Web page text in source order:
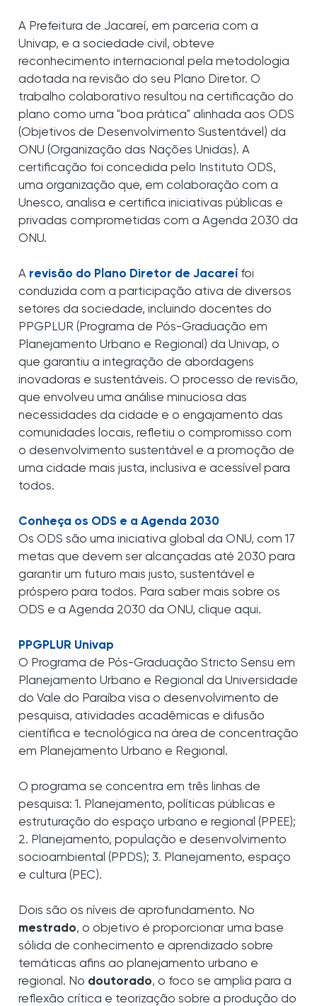
A Prefeitura de Jacareí, em parceria com a
Univap, e a sociedade civil, obteve
reconhecimento internacional pela metodologia
adotada na revisão do seu Plano Diretor. O
trabalho colaborativo resultou na certificação do
plano como uma "boa prática" alinhada aos ODS
(Objetivos de Desenvolvimento Sustentável) da
ONU (Organização das Nações Unidas). A
certificação foi concedida pelo Instituto ODS,
uma organização que, em colaboração com a
Unesco, analisa e certifica iniciativas públicas e
privadas comprometidas com a Agenda 2030 da
ONU.
A revisão do Plano Diretor de Jacareí foi
conduzida com a participação ativa de diversos
setores da sociedade, incluindo docentes do
PPGPLUR (Programa de Pós-Graduação em
Planejamento Urbano e Regional) da Univap, o
que garantiu a integração de abordagens
inovadoras e sustentáveis. O processo de revisão,
que envolveu uma análise minuciosa das
necessidades da cidade e o engajamento das
comunidades locais, refletiu o compromisso com
o desenvolvimento sustentável e a promoção de
uma cidade mais justa, inclusiva e acessível para
todos.
Conheça os ODS e a Agenda 2030
Os ODS são uma iniciativa global da ONU, com 17
metas que devem ser alcançadas até 2030 para
garantir um futuro mais justo, sustentável e
próspero para todos. Para saber mais sobre os
ODS e a Agenda 2030 da ONU, clique aqui.
PPGPLUR Univap
O Programa de Pós-Graduação Stricto Sensu em
Planejamento Urbano e Regional da Universidade
do Vale do Paraíba visa o desenvolvimento de
pesquisa, atividades acadêmicas e difusão
científica e tecnológica na área de concentração
em Planejamento Urbano e Regional.
O programa se concentra em três linhas de
pesquisa: 1. Planejamento, políticas públicas e
estruturação do espaço urbano e regional (PPEE);
2. Planejamento, população e desenvolvimento
socioambiental (PPDS); 3. Planejamento, espaço
e cultura (PEC).
Dois são os níveis de aprofundamento. No
mestrado, o objetivo é proporcionar uma base
sólida de conhecimento e aprendizado sobre
temáticas afins ao planejamento urbano e
regional. No doutorado, o foco se amplia para a
reflexão crítica e teorização sobre a produção do